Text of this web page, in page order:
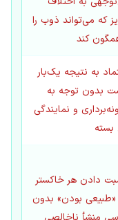
که می‌تواند ذوب را
کند
به نتیجه یک‌بار
بدون توجه به
و نمایندگی
بسته
دادن هر خاکستر
«طبیعی بودن» بدون